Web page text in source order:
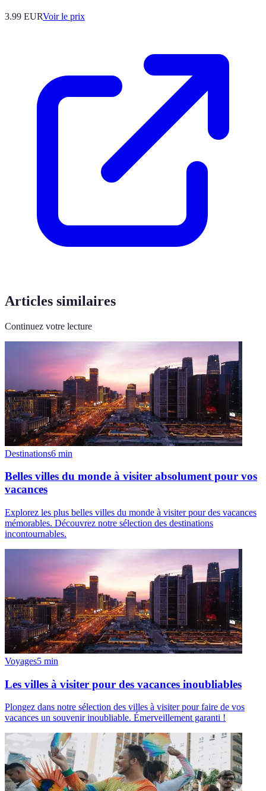
3.99 EURVoir le prix
Articles similaires
Continuez votre lecture
Destinations6 min
Belles villes du monde à visiter absolument pour vos
vacances
Explorez les plus belles villes du monde à visiter pour des vacances
mémorables. Découvrez notre sélection des destinations
incontournables.
Voyages5 min
Les villes à visiter pour des vacances inoubliables
Plongez dans notre sélection des villes à visiter pour faire de vos
vacances un souvenir inoubliable. Émerveillement garanti !